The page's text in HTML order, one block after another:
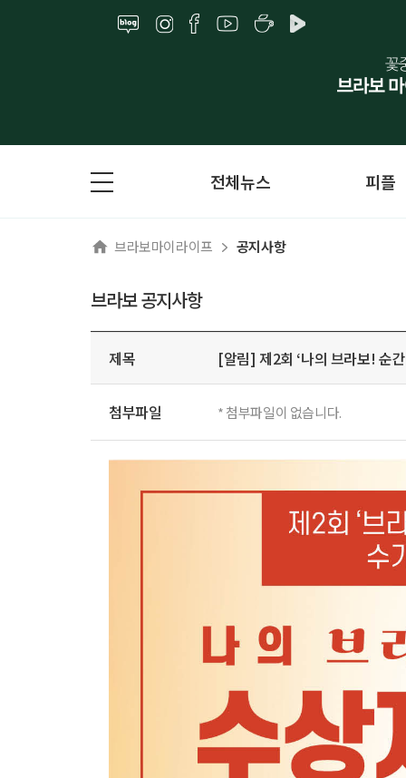
전체뉴스 피플
브라보마이라이프 공지사항
브라보 공지사항
제목 [알림] 제2회 ‘나의 브라보! 순
첨부파일 * 첨부파일이 없습니다.